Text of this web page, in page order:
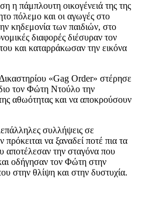
η πάμπλουτη οικογένειά της της
πόλεμο και οι αγωγές στο
κηδεμονία των παιδιών, στο
διαφορές διέσυραν τον
και καταρράκωσαν την εικόνα
«Gag Order» στέρησε
τον Φώτη Ντούλο την
αθωότητας και να αποκρούσουν
συλλήψεις σε
να ξαναδεί ποτέ πια τα
αποτέλεσαν την σταγόνα που
οδήγησαν τον Φώτη στην
στην θλίψη και στην δυστυχία.